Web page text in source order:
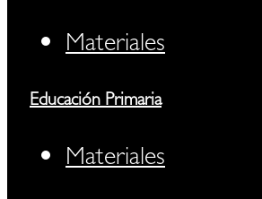
Materiales
Educación Primaria
Materiales